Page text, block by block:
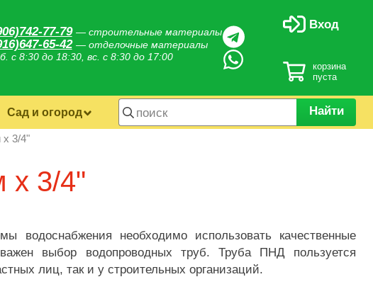
77-79 — строительные материалы
65-42 — отделочные материалы
с 8:30 до 18:30, вс. с 8:30 до 17:00
Вход
корзина
пуста
Сад и огород Найти
3/4"
х 3/4"
водоснабжения необходимо использовать качественные
выбор водопроводных труб. Труба ПНД пользуется
лиц, так и у строительных организаций.